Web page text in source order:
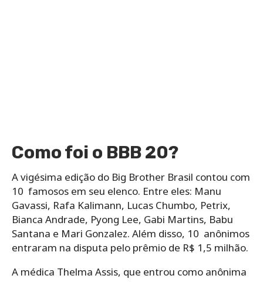
Como foi o BBB 20?
A vigésima edição do Big Brother Brasil contou com
10 famosos em seu elenco. Entre eles: Manu
Gavassi, Rafa Kalimann, Lucas Chumbo, Petrix,
Bianca Andrade, Pyong Lee, Gabi Martins, Babu
Santana e Mari Gonzalez. Além disso, 10 anônimos
entraram na disputa pelo prêmio de R$ 1,5 milhão.
A médica Thelma Assis, que entrou como anônima